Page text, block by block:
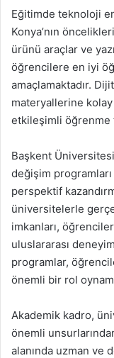
Eğitimde teknoloji
Konya’nın
ürünü araçlar ve
öğrencilere en iyi
amaçlamaktadır.
materyallerine
etkileşimli öğrenme
Başkent
değişim
perspektif
üniversitelerle
imkanları,
uluslararası
programlar,
önemli bir rol
Akademik kadro,
önemli
alanında uzman ve